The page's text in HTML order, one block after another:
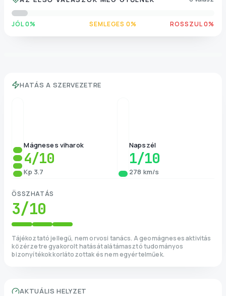
JÓL 0% SEMLEGES 0% ROSSZUL 0%
HATÁS A SZERVEZETRE
Mágneses viharok
4/10
Kp 3.7
Napszél
1/10
278 km/s
ÖSSZHATÁS
3/10
Tájékoztató jellegű, nem orvosi tanács. A geomágneses aktivitás
közérzetre gyakorolt hatását alátámasztó tudományos
bizonyítékok korlátozottak és nem egyértelműek.
AKTUÁLIS HELYZET